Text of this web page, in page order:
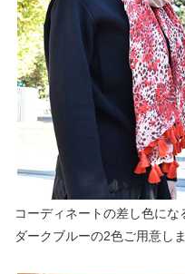
コーディネートの差し色に
ダークブルーの2色ご用意しま